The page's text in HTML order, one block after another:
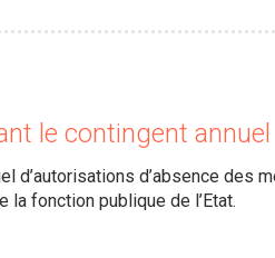
le contingent annuel
d’autorisations d’absence
fonction publique de l’Etat.